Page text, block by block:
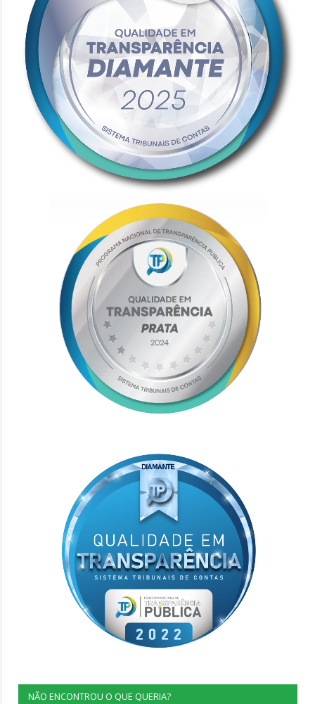
NÃO ENCONTROU O QUE QUERIA?